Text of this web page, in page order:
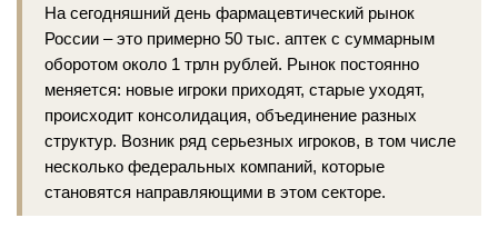
На сегодняшний день фармацевтический рынок
России – это примерно 50 тыс. аптек с суммарным
оборотом около 1 трлн рублей. Рынок постоянно
меняется: новые игроки приходят, старые уходят,
происходит консолидация, объединение разных
структур. Возник ряд серьезных игроков, в том числе
несколько федеральных компаний, которые
становятся направляющими в этом секторе.